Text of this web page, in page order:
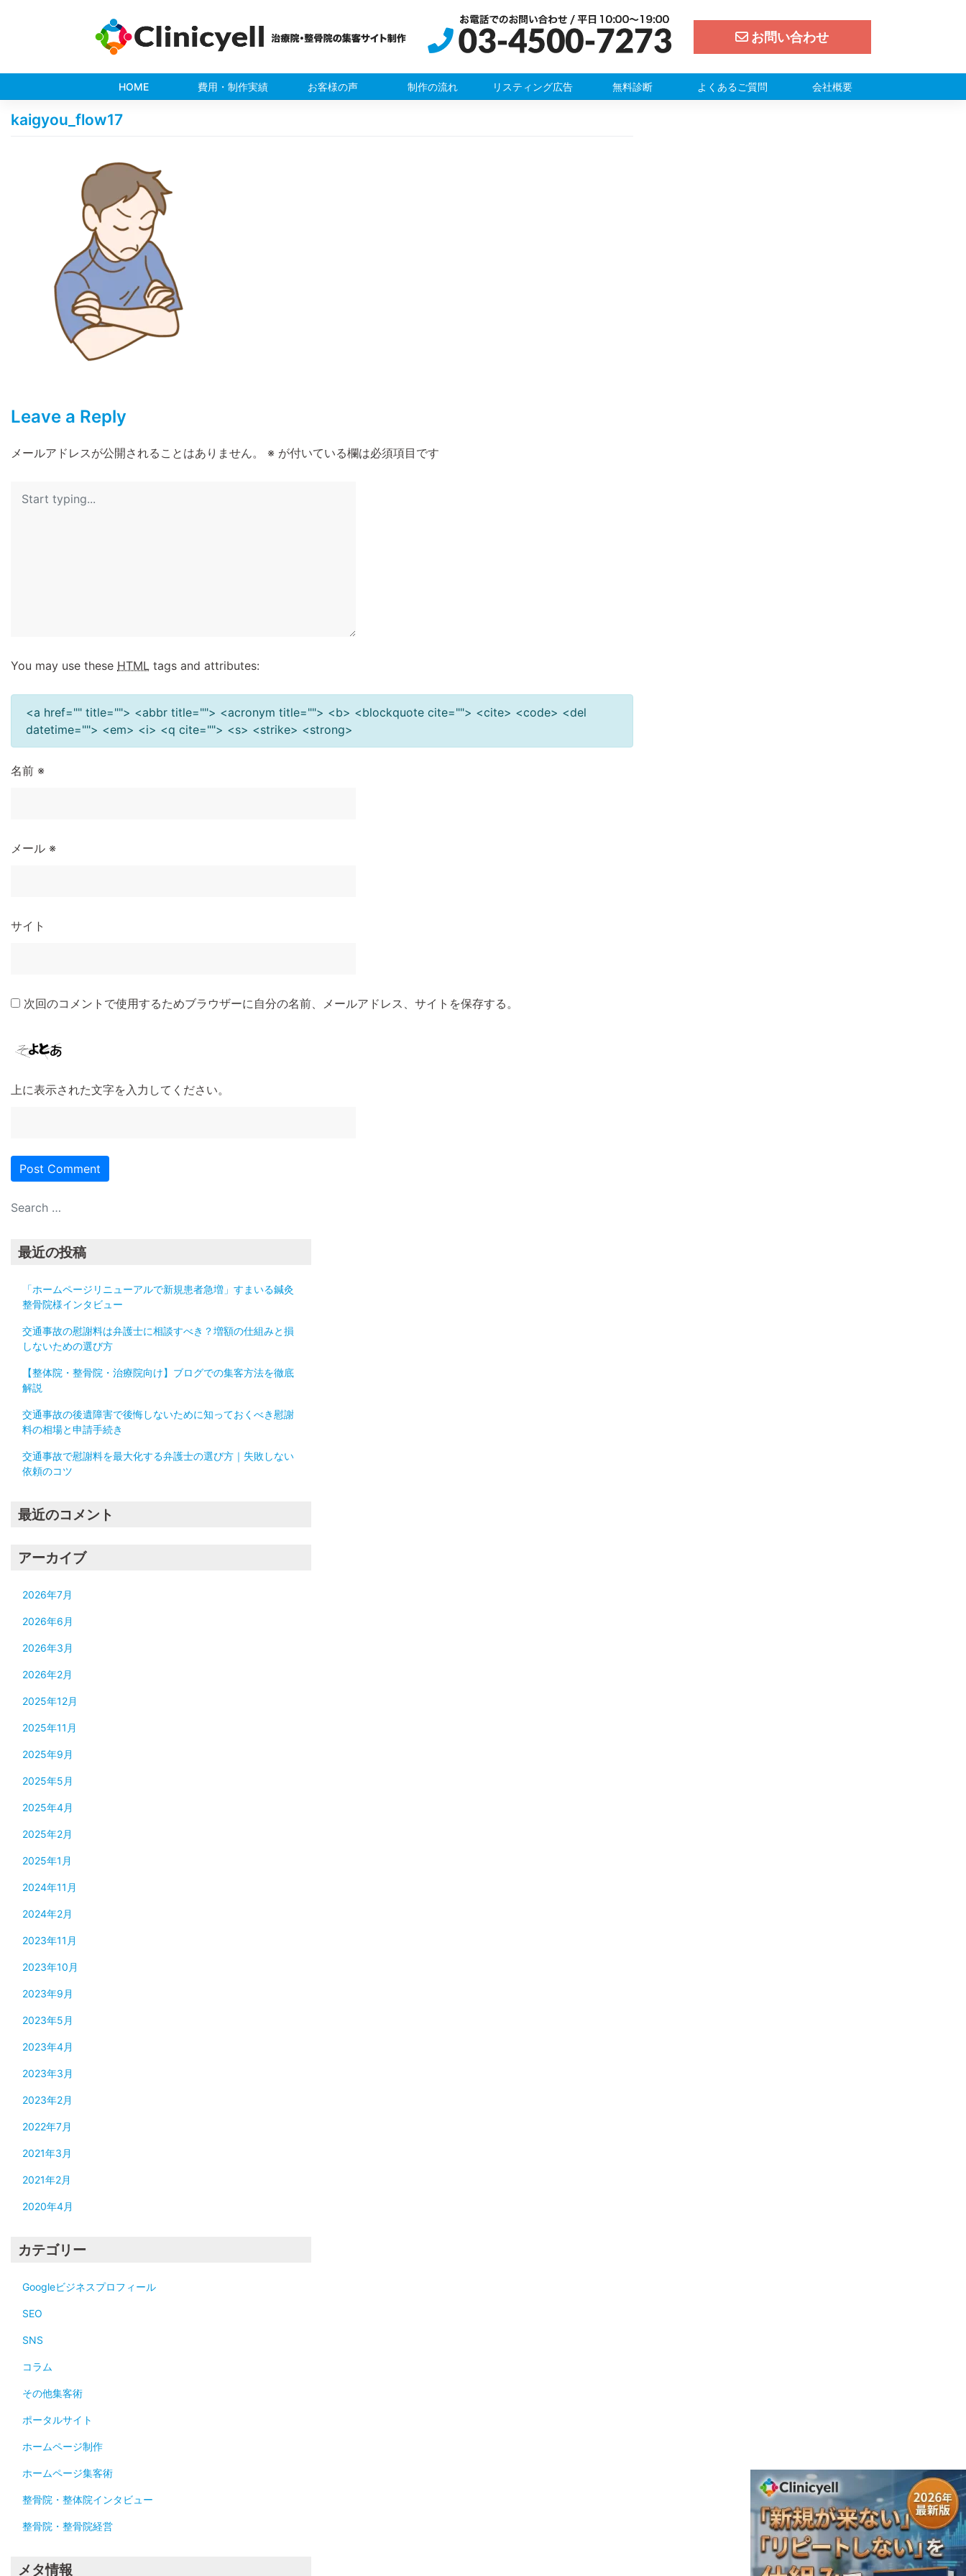
お問い合わせ
HOME 費用・制作実績 お客様の声 制作の流れ リスティング広告 無料診断 よくあるご質問 会社概要
kaigyou_flow17
Leave a Reply
メールアドレスが公開されることはありません。 ※ が付いている欄は必須項目です
You may use these HTML tags and attributes:
<a href="" title=""> <abbr title=""> <acronym title=""> <b> <blockquote cite=""> <cite> <code> <del
datetime=""> <em> <i> <q cite=""> <s> <strike> <strong>
名前 ※
メール ※
サイト
次回のコメントで使用するためブラウザーに自分の名前、メールアドレス、サイトを保存する。
上に表示された文字を入力してください。
最近の投稿
「ホームページリニューアルで新規患者急増」すまいる鍼灸
整骨院様インタビュー
交通事故の慰謝料は弁護士に相談すべき？増額の仕組みと損
しないための選び方
【整体院・整骨院・治療院向け】ブログでの集客方法を徹底
解説
交通事故の後遺障害で後悔しないために知っておくべき慰謝
料の相場と申請手続き
交通事故で慰謝料を最大化する弁護士の選び方｜失敗しない
依頼のコツ
最近のコメント
アーカイブ
2026年7月
2026年6月
2026年3月
2026年2月
2025年12月
2025年11月
2025年9月
2025年5月
2025年4月
2025年2月
2025年1月
2024年11月
2024年2月
2023年11月
2023年10月
2023年9月
2023年5月
2023年4月
2023年3月
2023年2月
2022年7月
2021年3月
2021年2月
2020年4月
カテゴリー
Googleビジネスプロフィール
SEO
SNS
コラム
その他集客術
ポータルサイト
ホームページ制作
ホームページ集客術
整骨院・整体院インタビュー
整骨院・整骨院経営
メタ情報